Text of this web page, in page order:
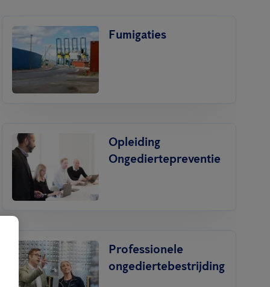
Fumigaties
Opleiding
Ongediertepreventie
Professionele
ongediertebestrijding